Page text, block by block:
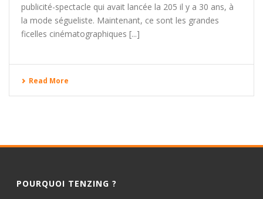
publicité-spectacle qui avait lancée la 205 il y a 30 ans, à
la mode ségueliste. Maintenant, ce sont les grandes
ficelles cinématographiques [...]
Read More
POURQUOI TENZING ?